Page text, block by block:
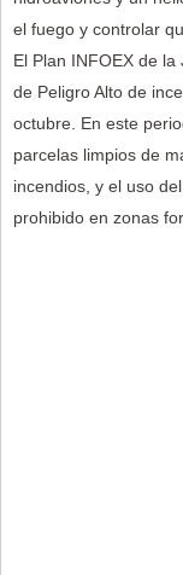
el fuego y controlar
El Plan INFOEX de
de Peligro Alto de
octubre. En este
parcelas limpios de
incendios, y el uso
prohibido en zonas